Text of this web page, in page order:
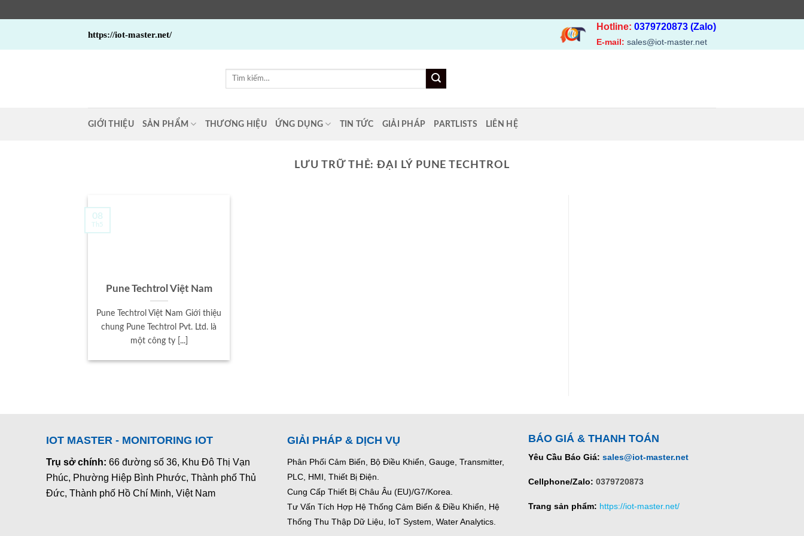
https://iot-master.net/
Hotline: 0379720873 (Zalo)
E-mail: sales@iot-master.net
Tìm
GIỚI THIỆU SẢN PHẨM THƯƠNG HIỆU ỨNG DỤNG TIN TỨC GIẢI PHÁP PARTLISTS LIÊN HỆ
LƯU TRỮ THẺ:ĐẠI LÝ PUNE TECHTROL
Pune Techtrol Việt Nam
Pune Techtrol Việt Nam Giới thiệu
chung Pune Techtrol Pvt. Ltd. là
một công ty [...]
08
Th5
IOT MASTER - MONITORING IOT
Trụ sở chính: 66 đường số 36, Khu Đô Thị Vạn
Phúc, Phường Hiệp Bình Phước, Thành phố Thủ
Đức, Thành phố Hồ Chí Minh, Việt Nam
GIẢI PHÁP & DỊCH VỤ
Phân Phối Cảm Biến, Bộ Điều Khiển, Gauge, Transmitter,
PLC, HMI, Thiết Bị Điện.
Cung Cấp Thiết Bị Châu Âu (EU)/G7/Korea.
Tư Vấn Tích Hợp Hệ Thống Cảm Biến & Điều Khiển, Hệ
Thống Thu Thập Dữ Liệu, IoT System, Water Analytics.
BÁO GIÁ & THANH TOÁN
Yêu Cầu Báo Giá: sales@iot-master.net
Cellphone/Zalo: 0379720873
Trang sản phẩm: https://iot-master.net/